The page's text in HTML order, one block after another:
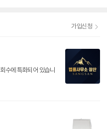
가입신청
수에 특화되어 있습니